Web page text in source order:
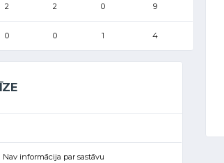
2 2 0 9
0 0 1 4
Nav informācija par sastāvu